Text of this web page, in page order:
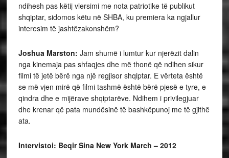
ndihesh pas këtij vlersimi me nota patriotike të publikut
shqiptar, sidomos këtu në SHBA, ku premiera ka ngjallur
interesim të jashtëzakonshëm?
Joshua Marston: Jam shumë i lumtur kur njerëzit dalin
nga kinemaja pas shfaqjes dhe më thonë që ndihen sikur
filmi të jetë bërë nga një regjisor shqiptar. E vërteta është
se më vjen mirë që filmi tashmë është bërë pjesë e tyre, e
qindra dhe e mijërave shqiptarëve. Ndihem i privilegjuar
dhe krenar që pata mundësinë të bashkëpunoj me të gjithë
ata.
Intervistoi: Beqir Sina New York March – 2012